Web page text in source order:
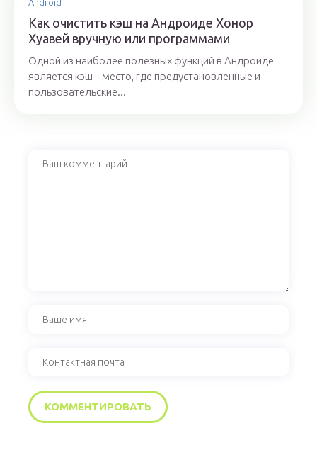
Android
Как очистить кэш на Андроиде Хонор
Хуавей вручную или программами
Одной из наиболее полезных функций в Андроиде
является кэш – место, где предустановленные и
пользовательские...